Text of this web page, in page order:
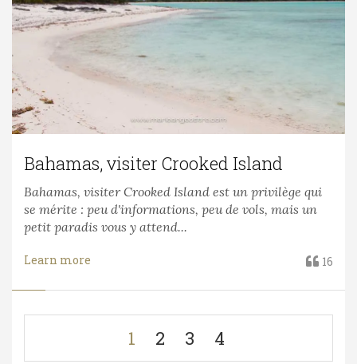
Bahamas, visiter Crooked Island
Bahamas, visiter Crooked Island est un privilège qui
se mérite : peu d'informations, peu de vols, mais un
petit paradis vous y attend...
Learn more 16
1 2 3 4